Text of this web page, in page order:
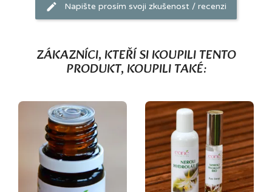
Napište prosím svoji zkušenost / recenzi
ZÁKAZNÍCI, KTEŘÍ SI KOUPILI TENTO
PRODUKT, KOUPILI TAKÉ: